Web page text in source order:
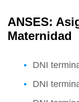
ANSES:
Maternidad
DNI
DNI